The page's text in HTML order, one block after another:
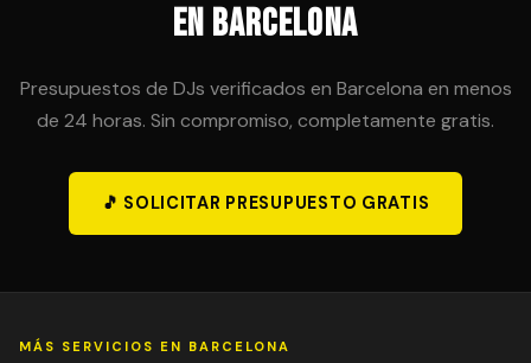
en Barcelona
Presupuestos de DJs verificados en Barcelona en menos
de 24 horas. Sin compromiso, completamente gratis.
🎵 SOLICITAR PRESUPUESTO GRATIS
MÁS SERVICIOS EN BARCELONA